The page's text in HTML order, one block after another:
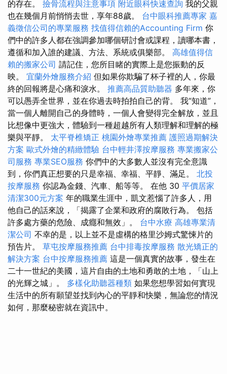
的存在。 撿骨流程與注意事項 附近眼科快速查詢 我的父親
也在幾個月前悄悄去世，享年88歲。 台中眼科推薦專家 嘉
義徵信公司的專業服務 找值得信賴的Accounting Firm 你
們中的許多人都在強調參加哪個研討會或課程，讀哪本書，
遵循和加入誰的建議、方法、系統或俱樂部。 高雄值得信
賴的搬家公司 請記住，您所目睹的實際上是您振動的反
映。 宜蘭外燴服務介紹 但如果你欺騙了杯子裡的人，你最
終的回報將是心痛和淚水。 推薦高品質助聽器 多年來，你
可以愚弄全世界，並在你過去時拍拍自己的背。 我“知道”，
當一個人離開自己的身體時，一個人會變得完全解放，並且
比想像中更強大，體驗到一種超越所有人類理解和理解的極
樂與平靜。 太平脊椎矯正 桃園外燴專業推薦 護照過期解決
方案 歐式外燴的精緻體驗 台中輕井澤按摩服務 專業搬家公
司服務 專業SEO服務 你們中的大多數人並沒有完全意識
到，你們真正想要的只是幸福、幸福、平靜、滿足。 北投
按摩服務 你認為金錢、汽車、船等等。 在他 30 平價居家
清潔300元方案 年的職業生涯中，凱文惹惱了許多人，用
他自己的話來說，「揭露了企業和政府的腐敗行為。 包括
許多處方藥的危險、成癮和無效」。 台中水療 高雄專業清
潔公司 不幸的是，以上並不是虛構的格里沙姆式驚悚片的
預告片。 草屯按摩服務推薦 台中排毒按摩服務 散光矯正的
解決方案 台中按摩服務推薦 這是一個真實的故事，發生在
二十一世紀的美國，這片自由的土地和勇敢的土地，「山上
的光輝之城」。 多樣化助聽器種類 如果您想學習如何實現
生活中的所有願望並找到內心的平靜和快樂，無論您的情況
如何，那麼秘密就在資訊中。